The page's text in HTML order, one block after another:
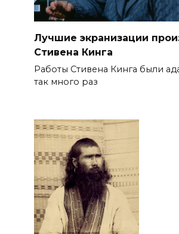
Лучшие экранизации
Стивена Кинга
Работы Стивена Кинга были
так много раз